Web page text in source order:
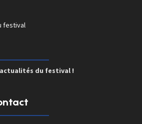
festival
du festival !